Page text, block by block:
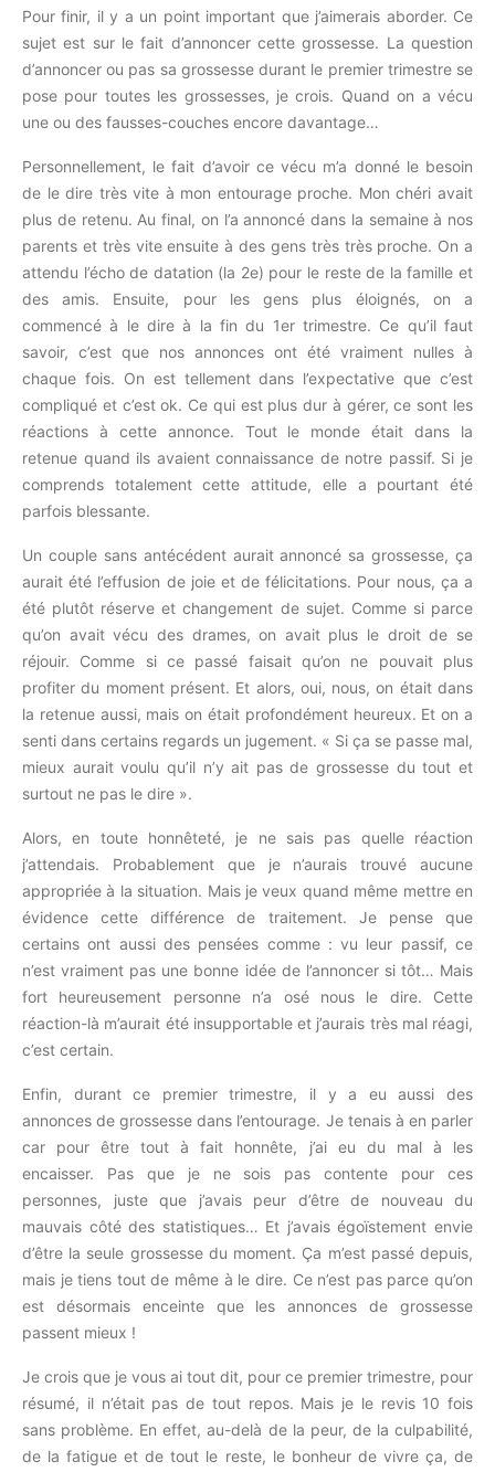
Pour finir, il y a un point important que j’aimerais aborder. Ce
sujet est sur le fait d’annoncer cette grossesse. La question
d’annoncer ou pas sa grossesse durant le premier trimestre se
pose pour toutes les grossesses, je crois. Quand on a vécu
une ou des fausses-couches encore davantage…
Personnellement, le fait d’avoir ce vécu m’a donné le besoin
de le dire très vite à mon entourage proche. Mon chéri avait
plus de retenu. Au final, on l’a annoncé dans la semaine à nos
parents et très vite ensuite à des gens très très proche. On a
attendu l’écho de datation (la 2e) pour le reste de la famille et
des amis. Ensuite, pour les gens plus éloignés, on a
commencé à le dire à la fin du 1er trimestre. Ce qu’il faut
savoir, c’est que nos annonces ont été vraiment nulles à
chaque fois. On est tellement dans l’expectative que c’est
compliqué et c’est ok. Ce qui est plus dur à gérer, ce sont les
réactions à cette annonce. Tout le monde était dans la
retenue quand ils avaient connaissance de notre passif. Si je
comprends totalement cette attitude, elle a pourtant été
parfois blessante.
Un couple sans antécédent aurait annoncé sa grossesse, ça
aurait été l’effusion de joie et de félicitations. Pour nous, ça a
été plutôt réserve et changement de sujet. Comme si parce
qu’on avait vécu des drames, on avait plus le droit de se
réjouir. Comme si ce passé faisait qu’on ne pouvait plus
profiter du moment présent. Et alors, oui, nous, on était dans
la retenue aussi, mais on était profondément heureux. Et on a
senti dans certains regards un jugement. « Si ça se passe mal,
mieux aurait voulu qu’il n’y ait pas de grossesse du tout et
surtout ne pas le dire ».
Alors, en toute honnêteté, je ne sais pas quelle réaction
j’attendais. Probablement que je n’aurais trouvé aucune
appropriée à la situation. Mais je veux quand même mettre en
évidence cette différence de traitement. Je pense que
certains ont aussi des pensées comme : vu leur passif, ce
n’est vraiment pas une bonne idée de l’annoncer si tôt… Mais
fort heureusement personne n’a osé nous le dire. Cette
réaction-là m’aurait été insupportable et j’aurais très mal réagi,
c’est certain.
Enfin, durant ce premier trimestre, il y a eu aussi des
annonces de grossesse dans l’entourage. Je tenais à en parler
car pour être tout à fait honnête, j’ai eu du mal à les
encaisser. Pas que je ne sois pas contente pour ces
personnes, juste que j’avais peur d’être de nouveau du
mauvais côté des statistiques… Et j’avais égoïstement envie
d’être la seule grossesse du moment. Ça m’est passé depuis,
mais je tiens tout de même à le dire. Ce n’est pas parce qu’on
est désormais enceinte que les annonces de grossesse
passent mieux !
Je crois que je vous ai tout dit, pour ce premier trimestre, pour
résumé, il n’était pas de tout repos. Mais je le revis 10 fois
sans problème. En effet, au-delà de la peur, de la culpabilité,
de la fatigue et de tout le reste, le bonheur de vivre ça, de